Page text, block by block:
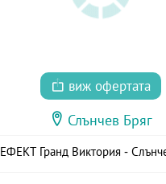
виж офертата
Слънчев Бряг
ЕФЕКТ Гранд Виктория -